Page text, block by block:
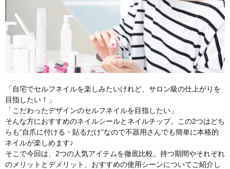
「自宅でセルフネイルを楽しみたいけれど、サロン級の仕上がりを
目指したい！」
「こだわったデザインのセルフネイルを目指したい」
そんな方におすすめのネイルシールとネイルチップ。この2つはどち
らも“自爪に付ける・貼るだけ”なので不器用さんでも簡単に本格的
ネイルが楽しめます♪
そこで今回は、2つの人気アイテムを徹底比較。持つ期間やそれぞれ
のメリットとデメリット、おすすめの使用シーンについてご紹介し